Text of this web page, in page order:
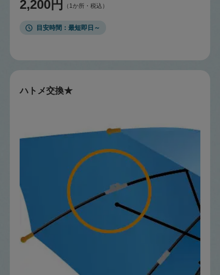
2,200円 （1か所・税込）
目安時間 最短即日～
ハトメ交換★